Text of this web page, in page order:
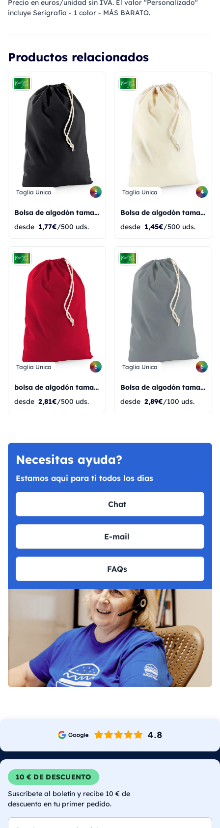
Precio en euros/unidad sin IVA. El valor "Personalizado"
incluye Serigrafía - 1 color - MÁS BARATO.
Productos relacionados
Taglia Unica 5
Bolsa de algodón tamaño M
desde 1,77€/500 uds.
Taglia Unica 4
Bolsa de algodón tamaño S
desde 1,45€/500 uds.
Taglia Unica 6
bolsa de algodón tamaño XL
desde 2,81€/500 uds.
Taglia Unica 6
Bolsa de algodón tamaño XXS
desde 2,89€/100 uds.
Necesitas ayuda?
Estamos aqui para ti todos los dias
Chat
E-mail
FAQs
10 € DE DESCUENTO
Suscríbete al boletín y recibe 10 € de
descuento en tu primer pedido.